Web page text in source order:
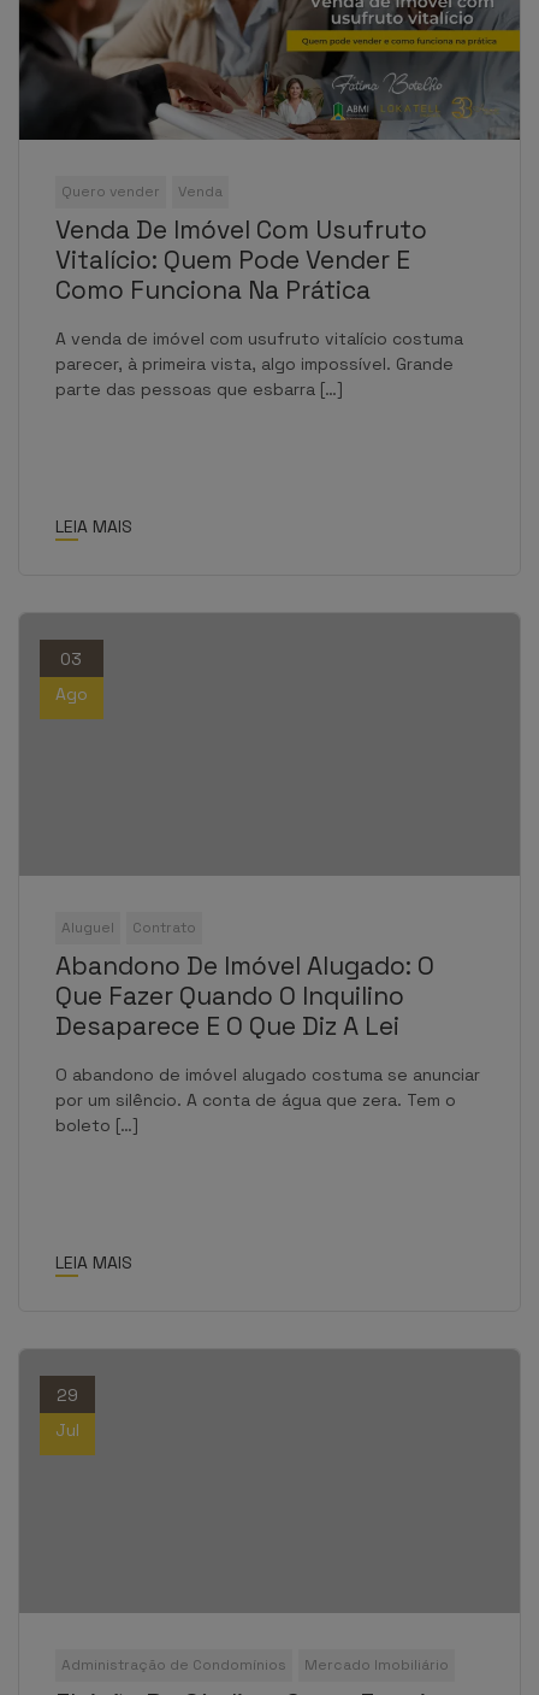
Quero vender Venda
Venda De Imóvel Com Usufruto
Vitalício: Quem Pode Vender E
Como Funciona Na Prática
A venda de imóvel com usufruto vitalício costuma
parecer, à primeira vista, algo impossível. Grande
parte das pessoas que esbarra […]
LEIA MAIS
03
Ago
Aluguel Contrato
Abandono De Imóvel Alugado: O
Que Fazer Quando O Inquilino
Desaparece E O Que Diz A Lei
O abandono de imóvel alugado costuma se anunciar
por um silêncio. A conta de água que zera. Tem o
boleto […]
LEIA MAIS
29
Jul
Administração de Condomínios Mercado Imobiliário